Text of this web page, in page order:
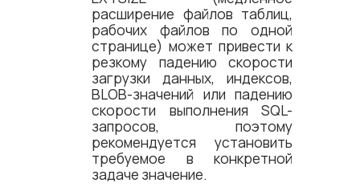
расширение файлов таблиц,
рабочих файлов по одной
странице) может привести к
резкому падению скорости
загрузки данных, индексов,
BLOB-значений или падению
скорости выполнения SQL-
запросов, поэтому
рекомендуется установить
требуемое в конкретной
задаче значение.